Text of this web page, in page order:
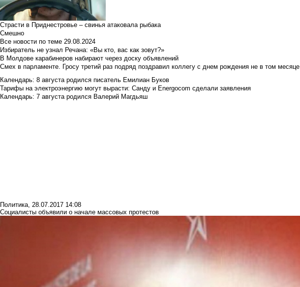
Страсти в Приднестровье – свинья атаковала рыбака
Смешно
Все новости по теме 29.08.2024
Избиратель не узнал Речана: «Вы кто, вас как зовут?»
В Молдове карабинеров набирают через доску объявлений
Смех в парламенте. Гросу третий раз подряд поздравил коллегу с днем рождения не в том месяце
Календарь: 8 августа родился писатель Емилиан Буков
Тарифы на электроэнергию могут вырасти: Санду и Energocom сделали заявления
Календарь: 7 августа родился Валерий Магдьяш
Политика, 28.07.2017 14:08
Социалисты объявили о начале массовых протестов